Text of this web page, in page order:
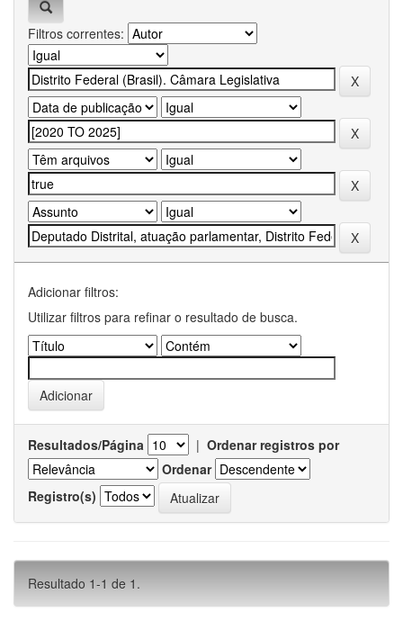
Filtros correntes:
Adicionar filtros:
Utilizar filtros para refinar o resultado de busca.
Resultados/Página | Ordenar registros por
Ordenar
Registro(s)
Resultado 1-1 de 1.